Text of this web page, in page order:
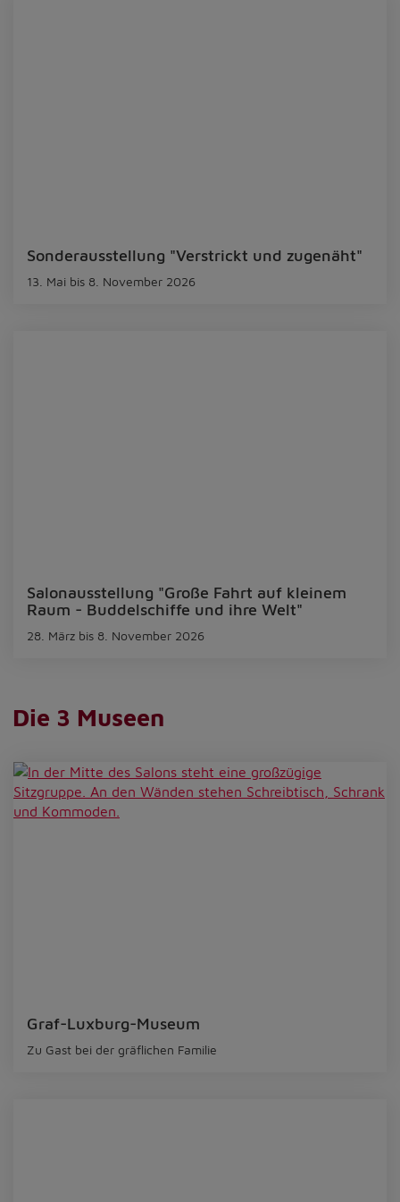
Sonderausstellung "Verstrickt und zugenäht"
13. Mai bis 8. November 2026
Salonausstellung "Große Fahrt auf kleinem
Raum - Buddelschiffe und ihre Welt"
28. März bis 8. November 2026
Die 3 Museen
Graf-Luxburg-Museum
Zu Gast bei der gräflichen Familie